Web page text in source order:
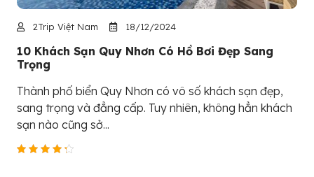
2Trip Việt Nam 18/12/2024
10 Khách Sạn Quy Nhơn Có Hồ Bơi Đẹp Sang
Trọng
Thành phố biển Quy Nhơn có vô số khách sạn đẹp,
sang trọng và đẳng cấp. Tuy nhiên, không hẳn khách
sạn nào cũng sở...